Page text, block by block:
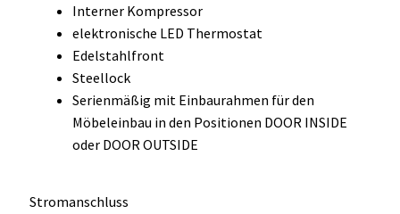
OCX 2 Serie
Geräte Optionen
FAQ´s zur Website
Interner Kompressor
elektronische LED Thermostat
Edelstahlfront
Steellock
Serienmäßig mit Einbaurahmen für den
Möbeleinbau in den Positionen DOOR INSIDE
oder DOOR OUTSIDE
Stromanschluss